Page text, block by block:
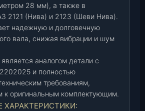
28 мм), а также в
2121 (Нива) и 2123 (Шеви Нива).
надежную и долговечную
вала, снижая вибрации и шум
аналогом детали с
и полностью
требованиям,
к оригинальным комплектующим.
ХАРАКТЕРИСТИКИ: